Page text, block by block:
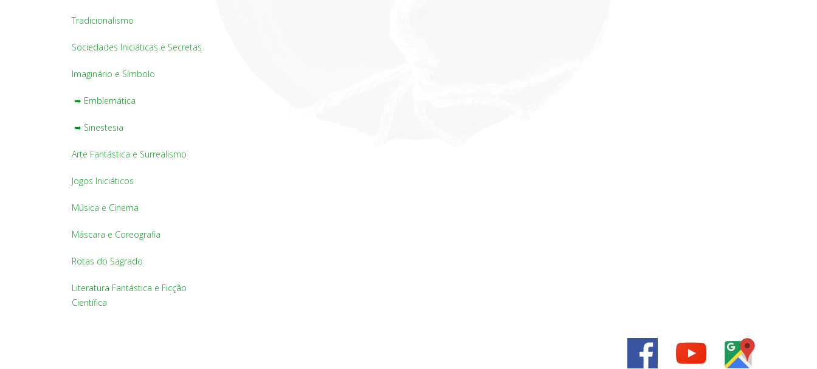
Tradicionalismo
Sociedades Iniciáticas e Secretas
Imaginário e Símbolo
➥ Emblemática
➥ Sinestesia
Arte Fantástica e Surrealismo
Jogos Iniciáticos
Música e Cinema
Máscara e Coreografia
Rotas do Sagrado
Literatura Fantástica e Ficção
Científica